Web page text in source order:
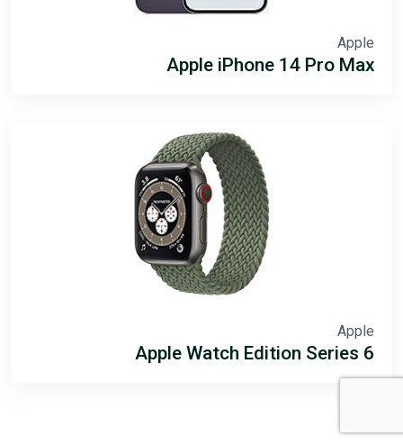
Apple
Apple iPhone 14 Pro Max
Apple
Apple Watch Edition Series 6